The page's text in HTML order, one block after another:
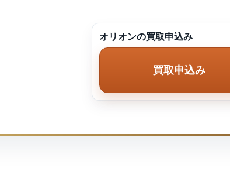
オリオンの買取申込み
買取申込み